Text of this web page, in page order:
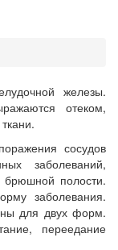
железы.
отеком,
сосудов
заболеваний,
брюшной полости.
заболевания.
для двух форм.
переедание